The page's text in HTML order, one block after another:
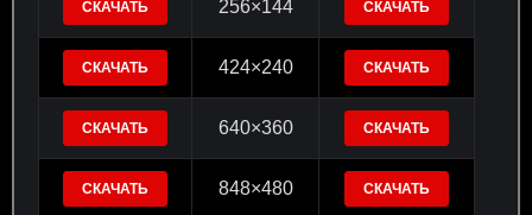
СКАЧАТЬ 256×144 СКАЧАТЬ
СКАЧАТЬ 424×240 СКАЧАТЬ
СКАЧАТЬ 640×360 СКАЧАТЬ
СКАЧАТЬ 848×480 СКАЧАТЬ